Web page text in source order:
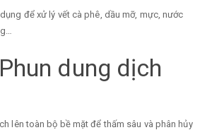
để xử lý vết cà phê, dầu mỡ, mực, nước
dung dịch
lên toàn bộ bề mặt để thấm sâu và phân hủy